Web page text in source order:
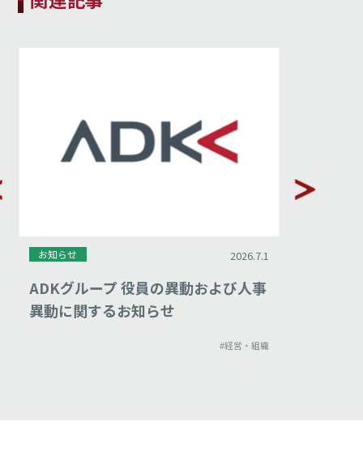
お知らせ 2026.7.1
ADKグループ 役員の異動および人事
異動に関するお知らせ
#経営・組織